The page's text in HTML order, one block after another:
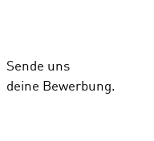
Sende uns
deine Bewerbung.